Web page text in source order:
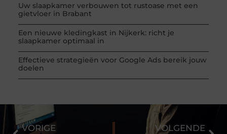
Uw slaapkamer verbouwen tot rustoase met een
gietvloer in Brabant
Een nieuwe kledingkast in Nijkerk: richt je
slaapkamer optimaal in
Effectieve strategieën voor Google Ads bereik jouw
doelen
VORIGE VOLGENDE